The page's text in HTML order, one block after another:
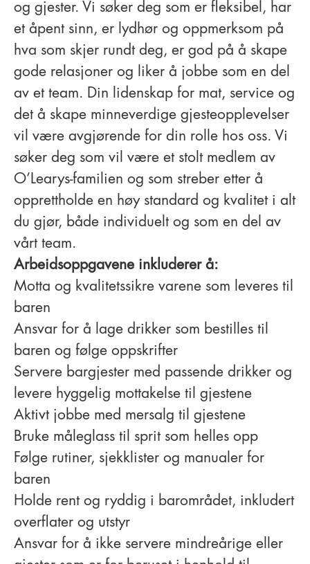
og gjester. Vi søker deg som er fleksibel, har
et åpent sinn, er lydhør og oppmerksom på
hva som skjer rundt deg, er god på å skape
gode relasjoner og liker å jobbe som en del
av et team. Din lidenskap for mat, service og
det å skape minneverdige gjesteopplevelser
vil være avgjørende for din rolle hos oss. Vi
søker deg som vil være et stolt medlem av
O’Learys-familien og som streber etter å
opprettholde en høy standard og kvalitet i alt
du gjør, både individuelt og som en del av
vårt team.
Arbeidsoppgavene inkluderer å:
Motta og kvalitetssikre varene som leveres til
baren
Ansvar for å lage drikker som bestilles til
baren og følge oppskrifter
Servere bargjester med passende drikker og
levere hyggelig mottakelse til gjestene
Aktivt jobbe med mersalg til gjestene
Bruke måleglass til sprit som helles opp
Følge rutiner, sjekklister og manualer for
baren
Holde rent og ryddig i barområdet, inkludert
overflater og utstyr
Ansvar for å ikke servere mindreårige eller